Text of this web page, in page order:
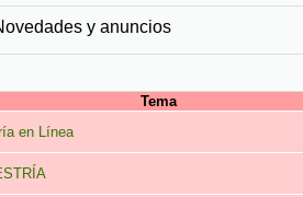
y anuncios
Tema
en Línea